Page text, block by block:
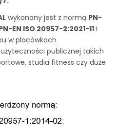
wykonany jest z normą PN-
EN ISO 20957-2:2021-11 i
w placówkach
publicznej takich
studia fitness czy duże